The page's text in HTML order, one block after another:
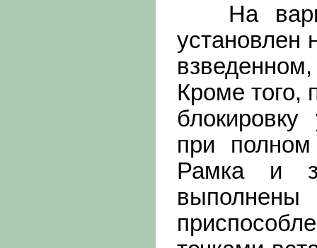
На
установлен
Кроме того,
при
Рамка и